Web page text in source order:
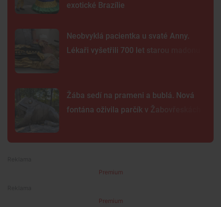
exotické Brazílie
Neobvyklá pacientka u svaté Anny.
Lékaři vyšetřili 700 let starou madonu
Žába sedí na prameni a bublá. Nová
fontána oživila parčík v Žabovřeskách
Premium
Premium